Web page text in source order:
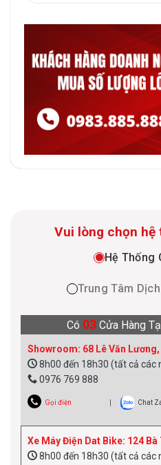
Vui lòng chọn hệ
Hệ Thống
Trung Tâm
Có 03 Cửa Hàng
Showroom: 68 Lê Văn Lương,
8h00 đến 18h30 (tất cả các
0976 769 888
Gọi điện Chat
Xe Máy Điện Dat Bike: 124
8h00 đến 18h30 (tất cả các